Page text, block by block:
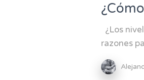
¿Los
razones